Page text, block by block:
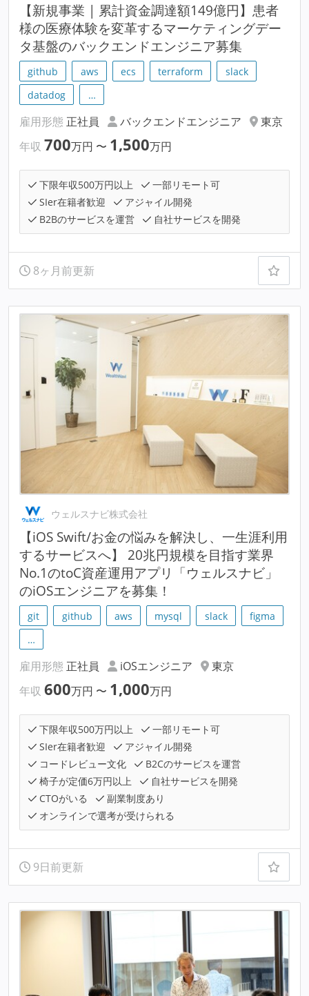
【新規事業 | 累計資金調達額149億円】患者
様の医療体験を変革するマーケティングデー
タ基盤のバックエンドエンジニア募集
github aws ecs terraform
slack
datadog
…
雇用形態 正社員 バックエンドエンジニア
東京
年収 700万円 〜 1,500万円
下限年収500万円以上
一部リモート可
SIer在籍者歓迎
アジャイル開発
B2Bのサービスを運営
自社サービスを開発
8ヶ月前更新
ウェルスナビ株式会社
【iOS Swift/お金の悩みを解決し、一生涯利用
するサービスへ】 20兆円規模を目指す業界
No.1のtoC資産運用アプリ「ウェルスナビ」
のiOSエンジニアを募集！
git github aws mysql slack
figma
…
雇用形態 正社員 iOSエンジニア
東京
年収 600万円 〜 1,000万円
下限年収500万円以上
一部リモート可
SIer在籍者歓迎
アジャイル開発
コードレビュー文化
B2Cのサービスを運営
椅子が定価6万円以上
自社サービスを開発
CTOがいる
副業制度あり
オンラインで選考が受けられる
9日前更新